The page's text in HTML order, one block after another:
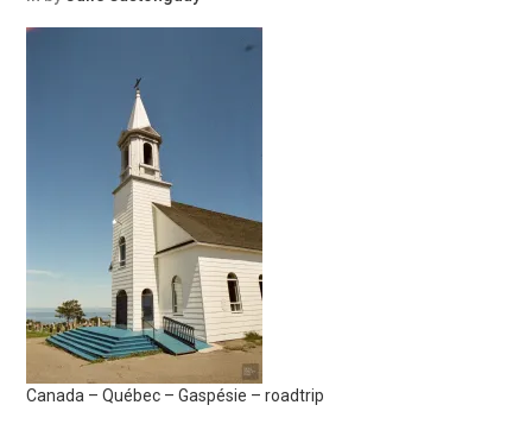
Canada – Québec – Gaspésie – roadtrip